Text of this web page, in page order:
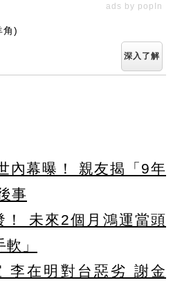
ads by popIn
角)
深入了解
內幕曝！ 親友揭「9年
事
！ 未來2個月鴻運當頭
」
李在明對台惡劣 謝金